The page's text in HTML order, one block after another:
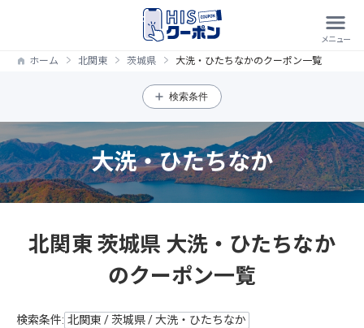
ホーム 北関東 茨城県 大洗・ひたちなかのクーポン一覧
検索条件
大洗・ひたちなか
北関東 茨城県 大洗・ひたちなか
のクーポン一覧
検索条件: 北関東 / 茨城県 / 大洗・ひたちなか